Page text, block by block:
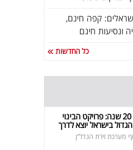
קפה חינם,
כל החדשות
אחרי 20 שנה: פרויקט הבינוי
הגדול בישראל יוצא לדרך
מערכת זירת הנדל"ן